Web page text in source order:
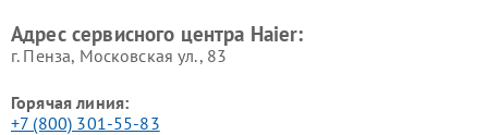
Адрес сервисного центра Haier:
г. Пенза, Московская ул., 83
Горячая линия:
+7 (800) 301-55-83